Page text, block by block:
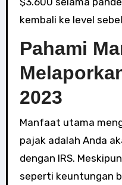
kembali ke level
Pahami
2023
Manfaat utama
pajak adalah Anda
dengan IRS.
seperti keuntungan